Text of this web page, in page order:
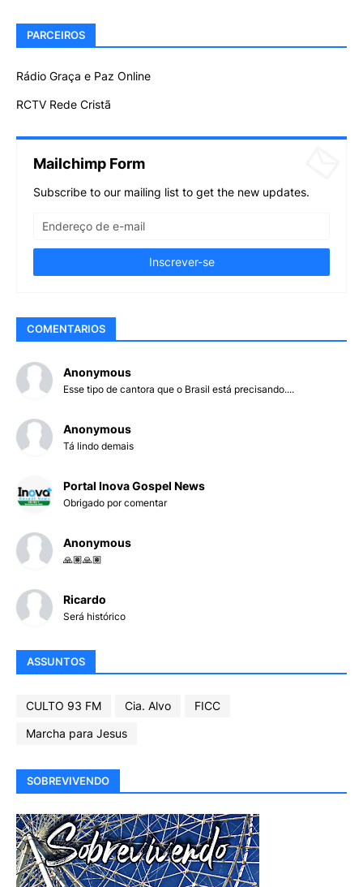
PARCEIROS
Rádio Graça e Paz Online
RCTV Rede Cristã
Mailchimp Form
Subscribe to our mailing list to get the new updates.
COMENTARIOS
Anonymous
Esse tipo de cantora que o Brasil está precisando....
Anonymous
Tá lindo demais
Portal Inova Gospel News
Obrigado por comentar
Anonymous
🙏🏽🙏🏽
Ricardo
Será histórico
ASSUNTOS
CULTO 93 FM Cia. Alvo
FICC
Marcha para Jesus
SOBREVIVENDO